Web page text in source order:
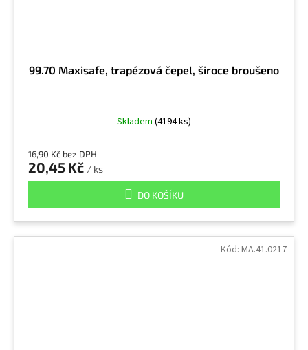
99.70 Maxisafe, trapézová čepel, široce broušeno
Skladem (4194 ks)
16,90 Kč bez DPH
20,45 Kč / ks
DO KOŠÍKU
Kód: MA.41.0217